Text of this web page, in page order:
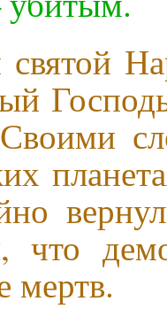
святой
что
мертв.